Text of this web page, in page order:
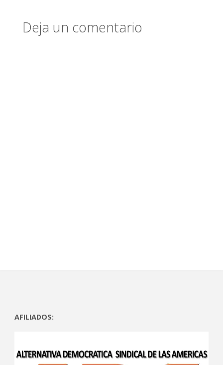
Deja un comentario
AFILIADOS: